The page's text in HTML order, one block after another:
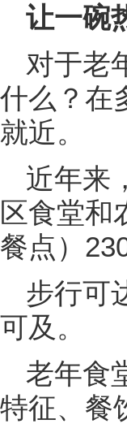
让一碗
对于老
什么？在
就近。
近年来
区食堂和
餐点）
步行可
可及。
老年食
特征、餐